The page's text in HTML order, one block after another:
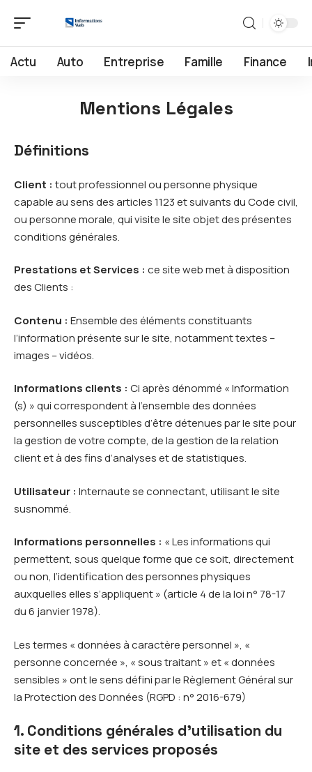
Actu Auto Entreprise Famille Finance
Mentions Légales
Définitions
Client : tout professionnel ou personne physique
capable au sens des articles 1123 et suivants du Code civil,
ou personne morale, qui visite le site objet des présentes
conditions générales.
Prestations et Services : ce site web met à disposition
des Clients :
Contenu : Ensemble des éléments constituants
l’information présente sur le site, notamment textes –
images – vidéos.
Informations clients : Ci après dénommé « Information
(s) » qui correspondent à l’ensemble des données
personnelles susceptibles d’être détenues par le site pour
la gestion de votre compte, de la gestion de la relation
client et à des fins d’analyses et de statistiques.
Utilisateur : Internaute se connectant, utilisant le site
susnommé.
Informations personnelles : « Les informations qui
permettent, sous quelque forme que ce soit, directement
ou non, l’identification des personnes physiques
auxquelles elles s’appliquent » (article 4 de la loi n° 78-17
du 6 janvier 1978).
Les termes « données à caractère personnel », «
personne concernée », « sous traitant » et « données
sensibles » ont le sens défini par le Règlement Général sur
la Protection des Données (RGPD : n° 2016-679)
1. Conditions générales d’utilisation du
site et des services proposés